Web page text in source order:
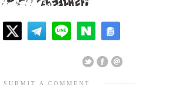
SUBMIT A COMMENT